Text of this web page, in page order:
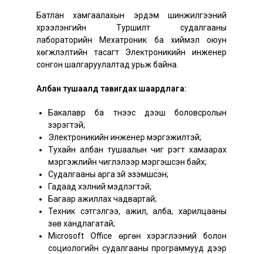
Батлан хамгаалахын эрдэм шинжилгээний
хүрээлэнгийн Туршилт судалгааны
лабораторийн Мехатроник ба хиймэл оюун
хөгжүүлэлтийн тасагт Электроникийн инженер
сонгон шалгаруулалтад урьж байна.
Албан тушаалд тавигдах шаардлага:
Бакалавр ба түүнээс дээш боловсролын
зэрэгтэй;
Электроникийн инженер мэргэжилтэй;
Тухайн албан тушаалын чиг үүрэгт хамаарах
мэргэжлийн чиглэлээр мэргэшсэн байх;
Судалгааны арга зүй эзэмшсэн;
Гадаад хэлний мэдлэгтэй;
Багаар ажиллах чадвартай;
Техник сэтгэлгээ, ажил, алба, харилцааны
зөв хандлагатай;
Microsoft Office өргөн хэрэглээний болон
социологийн судалгааны программууд дээр